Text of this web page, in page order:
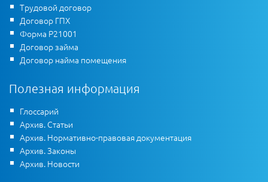
Трудовой договор
Договор ГПХ
Форма Р21001
Договор займа
Договор найма помещения
Полезная информация
Глоссарий
Архив. Статьи
Архив. Нормативно-правовая документация
Архив. Законы
Архив. Новости